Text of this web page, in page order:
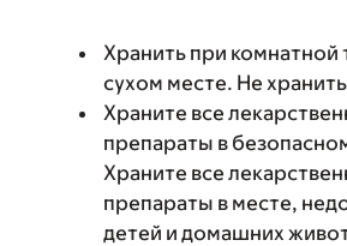
Хранить при комнатной
сухом месте. Не
Храните все
препараты в
Храните все
препараты в месте,
детей и домашних